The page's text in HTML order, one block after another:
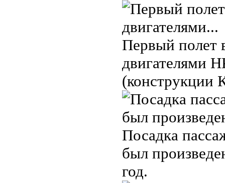
Первый полет
двигателями
(конструкции
Посадка
был
год.